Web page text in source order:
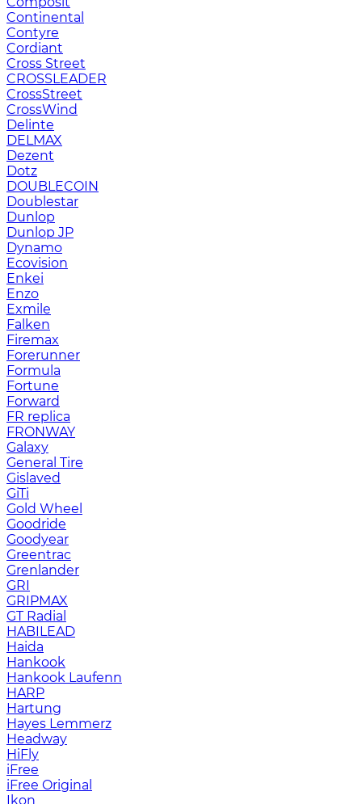
Continental
Contyre
Cordiant
Cross Street
CROSSLEADER
CrossStreet
CrossWind
Delinte
DELMAX
Dezent
Dotz
DOUBLECOIN
Doublestar
Dunlop
Dunlop JP
Dynamo
Ecovision
Enkei
Enzo
Exmile
Falken
Firemax
Forerunner
Formula
Fortune
Forward
FR replica
FRONWAY
Galaxy
General Tire
Gislaved
GiTi
Gold Wheel
Goodride
Goodyear
Greentrac
Grenlander
GRI
GRIPMAX
GT Radial
HABILEAD
Haida
Hankook
Hankook Laufenn
HARP
Hartung
Hayes Lemmerz
Headway
HiFly
iFree
iFree Original
Ikon